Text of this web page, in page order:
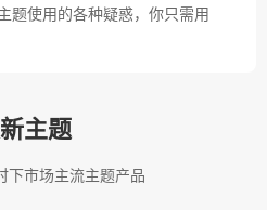
题使用的各种疑惑，你只需用
主题
下市场主流主题产品